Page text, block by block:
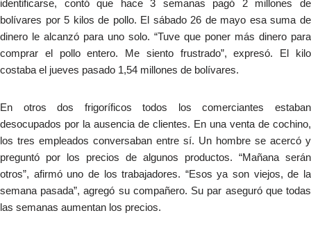
identificarse, contó que hace 3 semanas pagó 2 millones de
bolívares por 5 kilos de pollo. El sábado 26 de mayo esa suma de
dinero le alcanzó para uno solo. “Tuve que poner más dinero para
comprar el pollo entero. Me siento frustrado”, expresó. El kilo
costaba el jueves pasado 1,54 millones de bolívares.
En otros dos frigoríficos todos los comerciantes estaban
desocupados por la ausencia de clientes. En una venta de cochino,
los tres empleados conversaban entre sí. Un hombre se acercó y
preguntó por los precios de algunos productos. “Mañana serán
otros”, afirmó uno de los trabajadores. “Esos ya son viejos, de la
semana pasada”, agregó su compañero. Su par aseguró que todas
las semanas aumentan los precios.